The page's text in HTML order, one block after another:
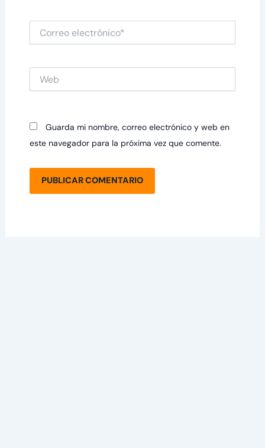
electrónico*
Guarda mi nombre, correo electrónico y web en
este navegador para la próxima vez que comente.